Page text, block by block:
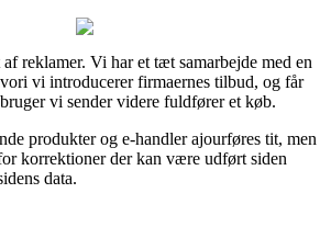
reklamer. Vi har et tæt samarbejde med en
vi introducerer firmaernes tilbud, og får
vi sender videre fuldfører et køb.
produkter og e-handler ajourføres tit, men
korrektioner der kan være udført siden
data.